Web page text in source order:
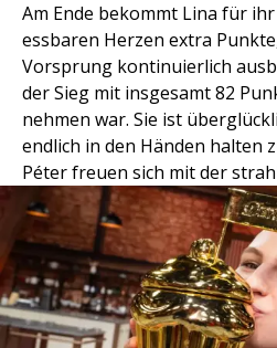
Am Ende bekommt Lina für
essbaren Herzen extra
Vorsprung kontinuierlich
der Sieg mit insgesamt 82
nehmen war. Sie ist
endlich in den Händen halten
Péter freuen sich mit der